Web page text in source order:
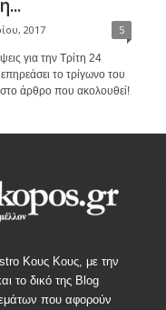
2017 5
για την Τρίτη 24
το τρίγωνο του
άρθρο που ακολουθεί!
Κους Κους, με την
το δικό της Blog
που αφορούν